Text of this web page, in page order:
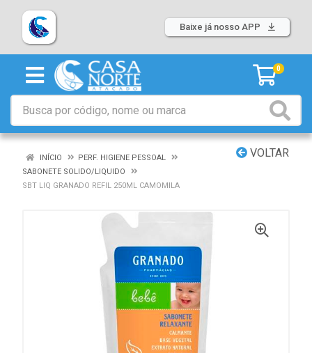
Baixe já nosso APP
0
VOLTAR
INÍCIO
PERF. HIGIENE PESSOAL
SABONETE SOLIDO/LIQUIDO
SBT LIQ GRANADO REFIL 250ML CAMOMILA